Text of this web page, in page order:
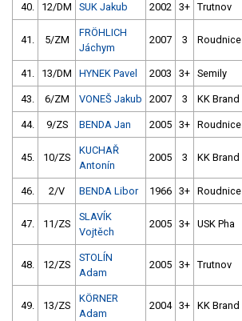
40. 12/DM SUK Jakub 2002 3+ Trutnov
41. 5/ZM
FRÖHLICH
Jáchym
2007 3 Roudnice
41. 13/DM HYNEK Pavel 2003 3+ Semily
43. 6/ZM VONEŠ Jakub 2007 3 KK Brand
44. 9/ZS BENDA Jan 2005 3+ Roudnice
45. 10/ZS
KUCHAŘ
Antonín
2005 3 KK Brand
46. 2/V BENDA Libor 1966 3+ Roudnice
47. 11/ZS
SLAVÍK
Vojtěch
2005 3+ USK Pha
48. 12/ZS
STOLÍN
Adam
2005 3+ Trutnov
49. 13/ZS
KÖRNER
Adam
2004 3+ KK Brand